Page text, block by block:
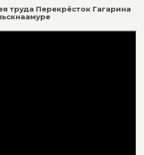
труда Перекрёсток Гагарина